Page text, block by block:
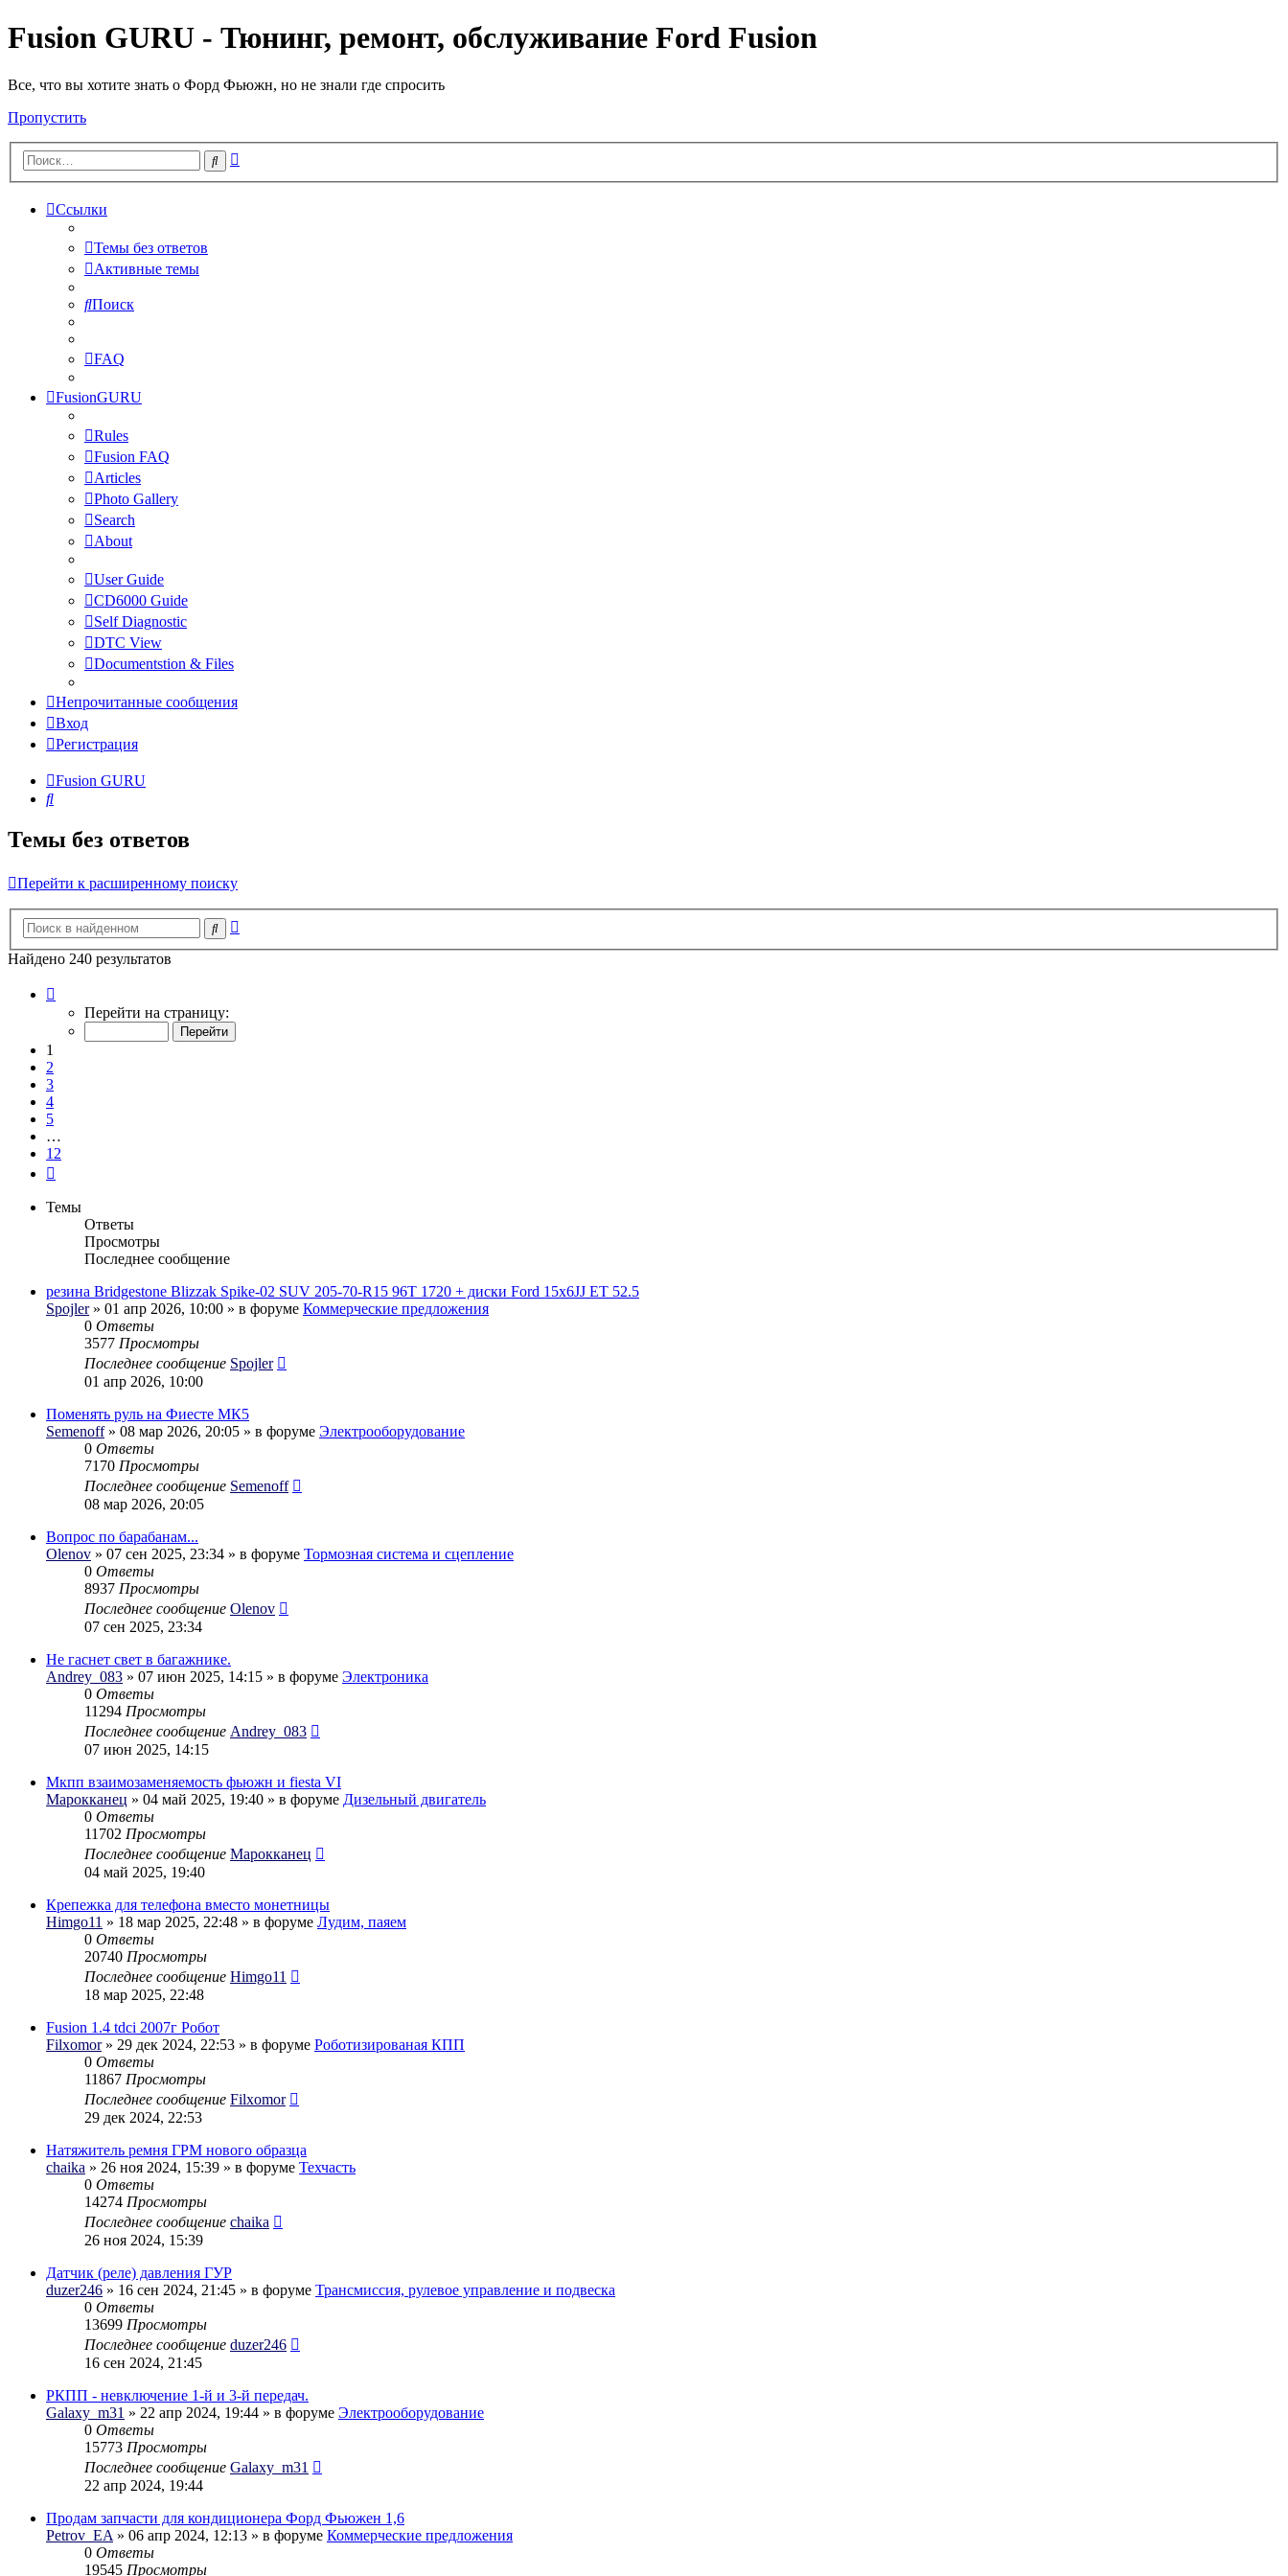
Fusion GURU - Тюнинг, ремонт, обслуживание Ford Fusion
Все, что вы хотите знать о Форд Фьюжн, но не знали где спросить
Пропустить
Поиск
Ссылки
Темы без ответов
Активные темы
Поиск
FAQ
FusionGURU
Rules
Fusion FAQ
Articles
Photo Gallery
Search
About
User Guide
CD6000 Guide
Self Diagnostic
DTC View
Documentstion & Files
Непрочитанные сообщения
Вход
Регистрация
Fusion GURU
Поиск
Темы без ответов
Перейти к расширенному поиску
Поиск
Найдено 240 результатов
Перейти на страницу:
1
2
3
4
5
…
12
Темы
Ответы
Просмотры
Последнее сообщение
резина Bridgestone Blizzak Spike-02 SUV 205-70-R15 96T 1720 + диски Ford 15x6JJ ET 52.5
Spojler» 01 апр 2026, 10:00 » в форуме Коммерческие предложения
0 Ответы
3577 Просмотры
Последнее сообщение Spojler
01 апр 2026, 10:00
Поменять руль на Фиесте МК5
Semenoff» 08 мар 2026, 20:05 » в форуме Электрооборудование
0 Ответы
7170 Просмотры
Последнее сообщение Semenoff
08 мар 2026, 20:05
Вопрос по барабанам...
Olenov » 07 сен 2025, 23:34 » в форуме Тормозная система и сцепление
0 Ответы
8937 Просмотры
Последнее сообщение Olenov
07 сен 2025, 23:34
Не гаснет свет в багажнике.
Andrey_083 » 07 июн 2025, 14:15 » в форуме Электроника
0 Ответы
11294 Просмотры
Последнее сообщение Andrey_083
07 июн 2025, 14:15
Мкпп взаимозаменяемость фьюжн и fiesta VI
Марокканец » 04 май 2025, 19:40 » в форуме Дизельный двигатель
0 Ответы
11702 Просмотры
Последнее сообщение Марокканец
04 май 2025, 19:40
Крепежка для телефона вместо монетницы
Himgo11 » 18 мар 2025, 22:48 » в форуме Лудим, паяем
0 Ответы
20740 Просмотры
Последнее сообщение Himgo11
18 мар 2025, 22:48
Fusion 1.4 tdci 2007г Робот
Filxomor» 29 дек 2024, 22:53 » в форуме Роботизированая КПП
0 Ответы
11867 Просмотры
Последнее сообщение Filxomor
29 дек 2024, 22:53
Натяжитель ремня ГРМ нового образца
chaika » 26 ноя 2024, 15:39 » в форуме Техчасть
0 Ответы
14274 Просмотры
Последнее сообщение chaika
26 ноя 2024, 15:39
Датчик (реле) давления ГУР
duzer246 » 16 сен 2024, 21:45 » в форуме Трансмиссия, рулевое управление и подвеска
0 Ответы
13699 Просмотры
Последнее сообщение duzer246
16 сен 2024, 21:45
РКПП - невключение 1-й и 3-й передач.
Galaxy_m31 » 22 апр 2024, 19:44 » в форуме Электрооборудование
0 Ответы
15773 Просмотры
Последнее сообщение Galaxy_m31
22 апр 2024, 19:44
Продам запчасти для кондиционера Форд Фьюжен 1,6
Petrov_EA » 06 апр 2024, 12:13 » в форуме Коммерческие предложения
0 Ответы
19545 Просмотры